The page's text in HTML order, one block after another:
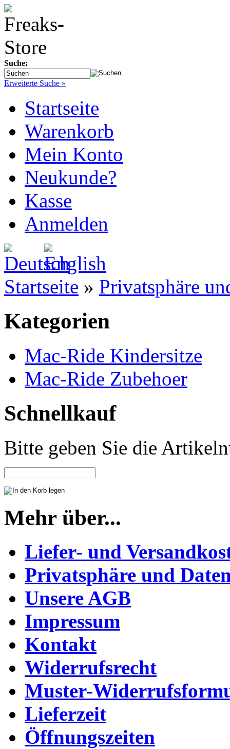
Suche:
Erweiterte Suche »
Startseite
Warenkorb
Mein Konto
Neukunde?
Kasse
Anmelden
Startseite » Privatsphäre
Kategorien
Mac-Ride Kindersitze
Mac-Ride Zubehoer
Schnellkauf
Bitte geben Sie die
Mehr über...
Liefer- und
Privatsphäre und
Unsere AGB
Impressum
Kontakt
Widerrufsrecht
Muster-
Lieferzeit
Öffnungszeiten